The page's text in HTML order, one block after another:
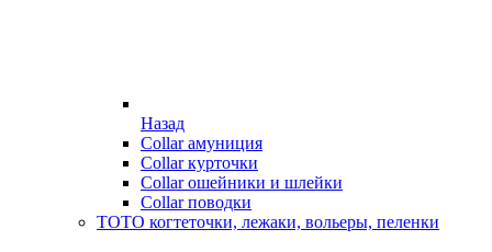
Назад
Collar амуниция
Collar курточки
Collar ошейники и шлейки
Collar поводки
ТОТО когтеточки, лежаки, вольеры, пеленки